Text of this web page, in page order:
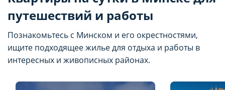
путешествий и работы
Познакомьтесь с Минском и его окрестностями,
ищите подходящее жилье для отдыха и работы в
интересных и живописных районах.